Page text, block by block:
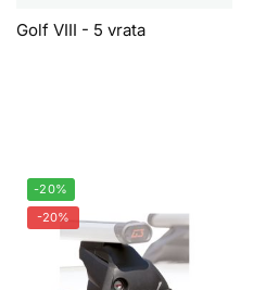
Golf VIII - 5 vrata
-20%
-20%